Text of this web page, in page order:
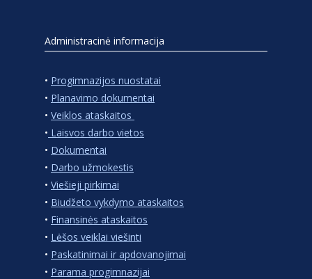
Administracinė informacija
• Progimnazijos nuostatai
• Planavimo dokumentai
• Veiklos ataskaitos
• Laisvos darbo vietos
• Dokumentai
• Darbo užmokestis
• Viešieji pirkimai
• Biudžeto vykdymo ataskaitos
• Finansinės ataskaitos
• Lėšos veiklai viešinti
• Paskatinimai ir apdovanojimai
• Parama progimnazijai